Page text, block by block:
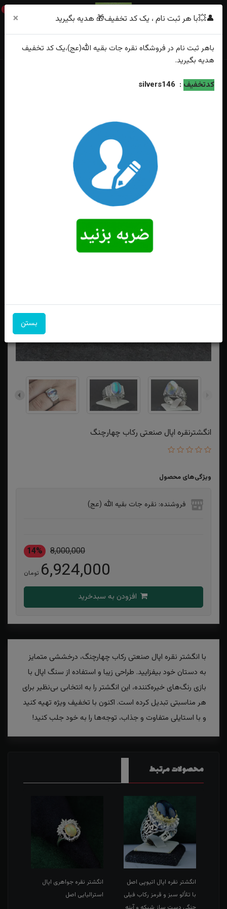
0
خانه فهرست محصولات
انگشترنقره اپال صنعتی رکاب چهارچنگ
ویژگی‌های محصول
فروشنده: نقره جات بقیه الله (عج)
8,000,000
14%
6,924,000 تومان
با انگشتر نقره اپال صنعتی رکاب چهارچنگ، درخششی متمایز
به دستان خود بیفزایید. طراحی زیبا و استفاده از سنگ اپال با
بازی رنگ‌های خیره‌کننده، این انگشتر را به انتخابی بی‌نظیر برای
هر مناسبتی تبدیل کرده است. اکنون با تخفیف ویژه تهیه کنید
و با استایلی متفاوت و جذاب، توجه‌ها را به خود جلب کنید!
محصولات مرتبط
انگشتر نقره اپال اتیوپی اصل
با تلألو سبز و قرمز رکاب فیلی
انگشتر نقره جواهری اپال
استرالیایی اصل
👤💥با هر ثبت نام ، یک کد تخفیف🎁 هدیه بگیرید ×
باهر ثبت نام در فروشگاه نقره جات بقیه الله(عج)،یک کد تخفیف
هدیه بگیرید.
کدتخفیف :
silvers146
بستن